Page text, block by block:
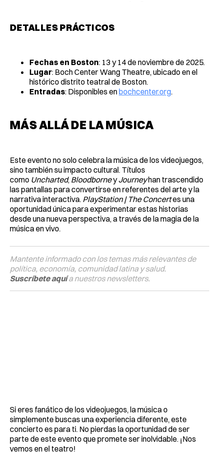
DETALLES PRÁCTICOS
Fechas en Boston: 13 y 14 de noviembre de 2025.
Lugar: Boch Center Wang Theatre, ubicado en el
histórico distrito teatral de Boston.
Entradas: Disponibles enbochcenter.org.
MÁS ALLÁ DE LA MÚSICA
Este evento no solo celebra la música de los videojuegos,
sino también su impacto cultural. Títulos
como Uncharted, BloodborneyJourneyhan trascendido
las pantallas para convertirse en referentes del arte y la
narrativa interactiva. PlayStation | The Concertes una
oportunidad única para experimentar estas historias
desde una nueva perspectiva, a través de la magia de la
música en vivo.
Mantente informado con los temas más relevantes de
política, economía, comunidad latina y salud.
Suscríbete aquía nuestros newsletters.
Si eres fanático de los videojuegos, la música o
simplemente buscas una experiencia diferente, este
concierto es para ti. No pierdas la oportunidad de ser
parte de este evento que promete ser inolvidable. ¡Nos
vemos en el teatro!